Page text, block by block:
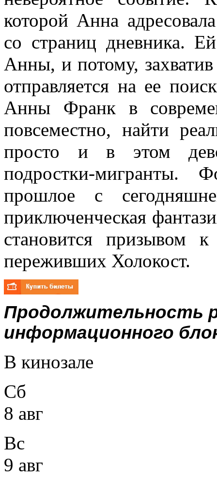
которой Анна
со страниц дневника.
Анны, и потому,
отправляется на ее
Анны Франк в
повсеместно, найти
просто и в этом
подростки-мигранты.
прошлое с
приключенческая
становится призывом
переживших Холокост.
Продолжительность
информационного
В кинозале
Сб
8 авг
Вс
9 авг